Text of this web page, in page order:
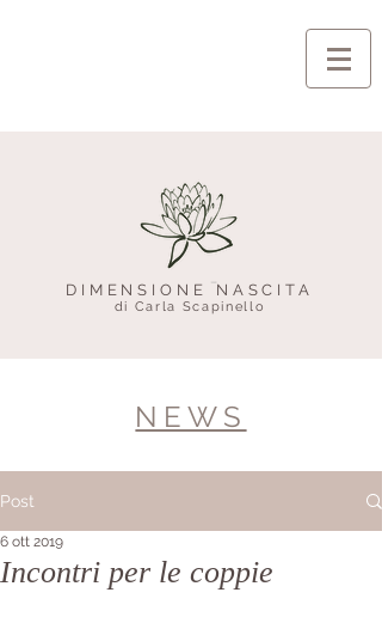
DIMENSIONE NASCITA
di Carla Scapinello
NEWS
Post
Incontri per le coppie
6 ott 2019